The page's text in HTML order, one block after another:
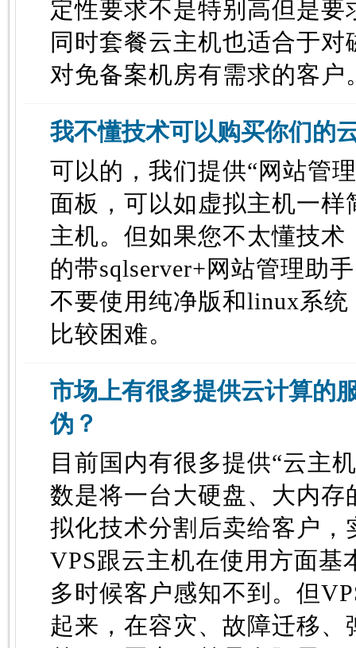
定性要求不是特别高但是
同时套餐云主机也适合于
对免备案机房有需求的客户
我不懂技术可以购买你们的
可以的，我们提供“网站管
面板，可以如虚拟主机一样
主机。但如果您不太懂技
的带sqlserver+网站管理助
不要使用纯净版和linux系
比较困难。
市场上有很多提供云计算的
伪？
目前国内有很多提供“云主
数是将一台大硬盘、大内存
拟化技术分割后卖给客户，
VPS跟云主机在使用方面基
多时候客户感知不到。但
起来，在容灾、故障迁移